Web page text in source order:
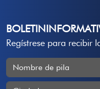
Regístrese para recibir